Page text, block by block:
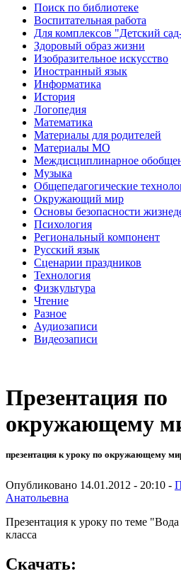
Поиск по библиотеке
Воспитательная работа
Для комплексов "Детский
Здоровый образ жизни
Изобразительное искусство
Иностранный язык
Информатика
История
Логопедия
Математика
Материалы для родителей
Материалы МО
Междисциплинарное
Музыка
Общепедагогические
Окружающий мир
Основы безопасности
Психология
Региональный компонент
Русский язык
Сценарии праздников
Технология
Физкультура
Чтение
Разное
Аудиозаписи
Видеозаписи
Презентация по
окружающему
презентация к уроку по окружающему
Опубликовано 14.01.2012 - 20:10 -
Анатольевна
Презентация к уроку по теме "Вода
класса
Скачать: